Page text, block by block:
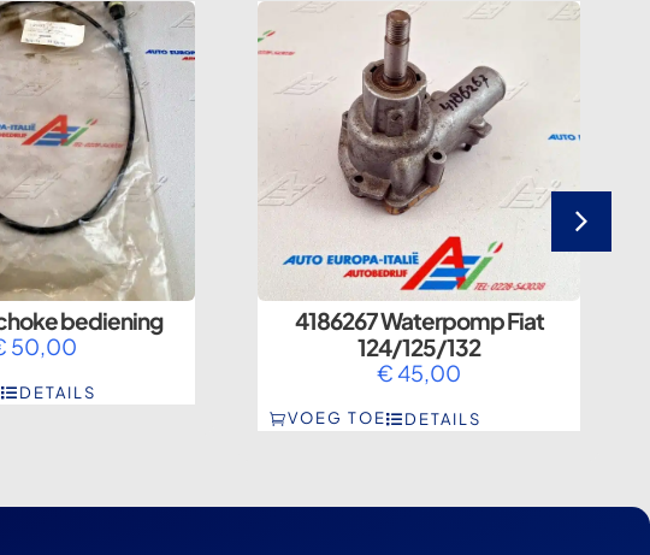
bediening
50,00
DETAILS
4186267 Waterpomp Fiat
124/125/132
€45,00
VOEG TOE DETAILS